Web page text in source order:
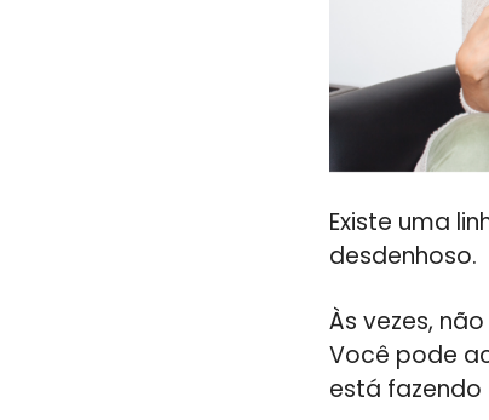
Existe uma
desdenhoso.
Às vezes,
Você pode
está fazendo